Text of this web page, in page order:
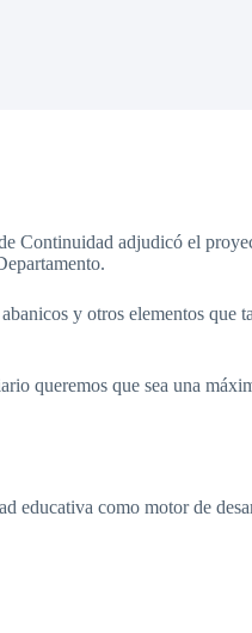
Continuidad adjudicó el
y otros elementos que
queremos que sea una
educativa como motor de